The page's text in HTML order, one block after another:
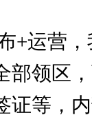
+运营
部领区
证等，